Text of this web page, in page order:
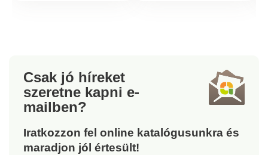
Csak jó híreket
szeretne kapni e-
mailben?
Iratkozzon fel online katalógusunkra és
maradjon jól értesült!